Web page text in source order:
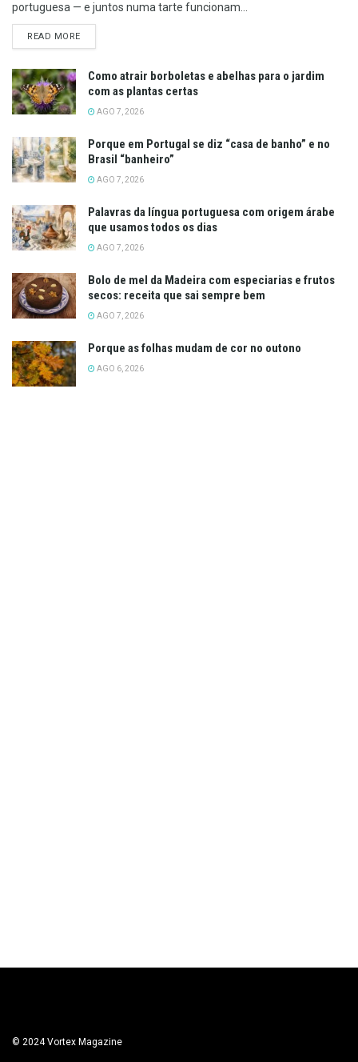
portuguesa — e juntos numa tarte funcionam...
READ MOREDETAILS
Como atrair borboletas e abelhas para o jardim
com as plantas certas
AGO 7, 2026
Porque em Portugal se diz “casa de banho” e no
Brasil “banheiro”
AGO 7, 2026
Palavras da língua portuguesa com origem árabe
que usamos todos os dias
AGO 7, 2026
Bolo de mel da Madeira com especiarias e frutos
secos: receita que sai sempre bem
AGO 7, 2026
Porque as folhas mudam de cor no outono
AGO 6, 2026
© 2024 Vortex Magazine